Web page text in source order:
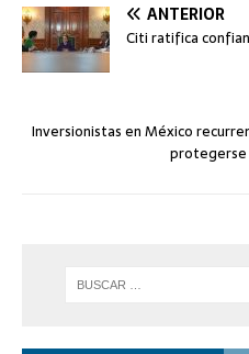
ANTERIOR
Citi ratifica
Inversionistas en México